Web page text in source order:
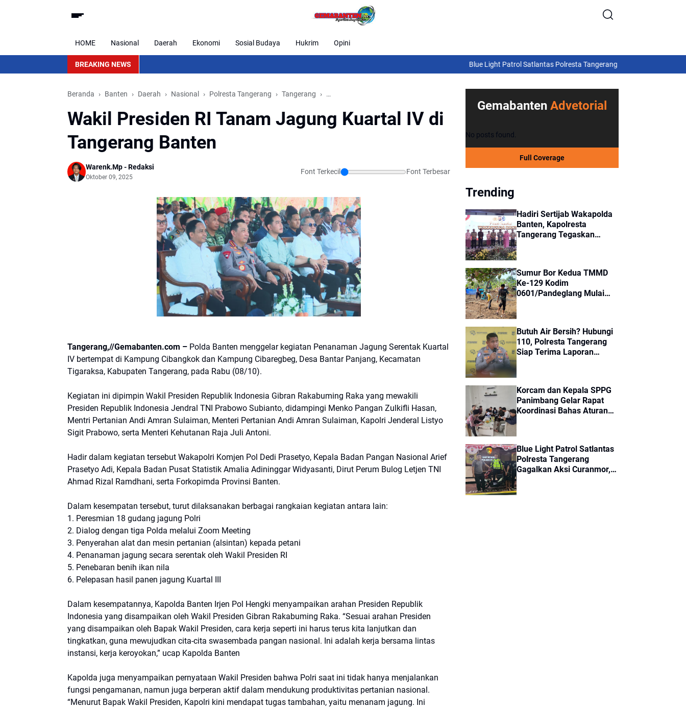
HOME Nasional Daerah Ekonomi Sosial Budaya Hukrim Opini
BREAKING NEWS Blue Light Patrol Satlantas Polresta Tangerang Gagalkan Aksi Curanmor, Dua
Beranda Banten Daerah Nasional Polresta Tangerang Tangerang Wakil Presiden RI Tanam Jagung Kuartal IV di Tangerang Banten
Wakil Presiden RI Tanam Jagung Kuartal IV di
Tangerang Banten
Warenk.Mp - Redaksi
Oktober 09, 2025
Font Terkecil Font Terbesar
Tangerang,//Gemabanten.com – Polda Banten menggelar kegiatan Penanaman Jagung Serentak Kuartal
IV bertempat di Kampung Cibangkok dan Kampung Cibaregbeg, Desa Bantar Panjang, Kecamatan
Tigaraksa, Kabupaten Tangerang, pada Rabu (08/10).
Kegiatan ini dipimpin Wakil Presiden Republik Indonesia Gibran Rakabuming Raka yang mewakili
Presiden Republik Indonesia Jendral TNI Prabowo Subianto, didampingi Menko Pangan Zulkifli Hasan,
Mentri Pertanian Andi Amran Sulaiman, Menteri Pertanian Andi Amran Sulaiman, Kapolri Jenderal Listyo
Sigit Prabowo, serta Menteri Kehutanan Raja Juli Antoni.
Hadir dalam kegiatan tersebut Wakapolri Komjen Pol Dedi Prasetyo, Kepala Badan Pangan Nasional Arief
Prasetyo Adi, Kepala Badan Pusat Statistik Amalia Adininggar Widyasanti, Dirut Perum Bulog Letjen TNI
Ahmad Rizal Ramdhani, serta Forkopimda Provinsi Banten.
Dalam kesempatan tersebut, turut dilaksanakan berbagai rangkaian kegiatan antara lain:
1. Peresmian 18 gudang jagung Polri
2. Dialog dengan tiga Polda melalui Zoom Meeting
3. Penyerahan alat dan mesin pertanian (alsintan) kepada petani
4. Penanaman jagung secara serentak oleh Wakil Presiden RI
5. Penebaran benih ikan nila
6. Pelepasan hasil panen jagung Kuartal III
Dalam kesempatannya, Kapolda Banten Irjen Pol Hengki menyampaikan arahan Presiden Republik
Indonesia yang disampaikan oleh Wakil Presiden Gibran Rakabuming Raka. “Sesuai arahan Presiden
yang disampaikan oleh Bapak Wakil Presiden, cara kerja seperti ini harus terus kita lanjutkan dan
tingkatkan, guna mewujudkan cita-cita swasembada pangan nasional. Ini adalah kerja bersama lintas
instansi, kerja keroyokan,” ucap Kapolda Banten
Kapolda juga menyampaikan pernyataan Wakil Presiden bahwa Polri saat ini tidak hanya menjalankan
fungsi pengamanan, namun juga berperan aktif dalam mendukung produktivitas pertanian nasional.
“Menurut Bapak Wakil Presiden, Kapolri kini mendapat tugas tambahan, yaitu menanam jagung. Ini
Gemabanten Advetorial
No posts found.
Full Coverage
Trending
Hadiri Sertijab Wakapolda
Banten, Kapolresta
Tangerang Tegaskan
Sumur Bor Kedua TMMD
Ke-129 Kodim
0601/Pandeglang Mulai
Butuh Air Bersih? Hubungi
110, Polresta Tangerang
Siap Terima Laporan
Korcam dan Kepala SPPG
Panimbang Gelar Rapat
Koordinasi Bahas Aturan
Blue Light Patrol Satlantas
Polresta Tangerang
Gagalkan Aksi Curanmor,